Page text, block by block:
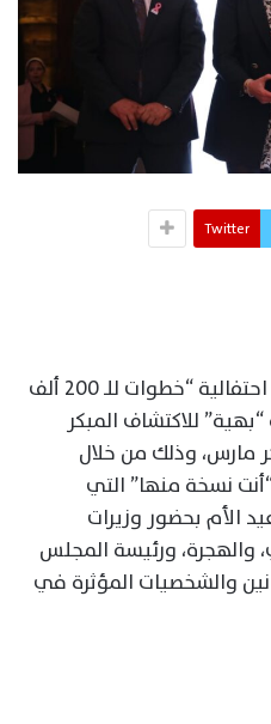
Twitter
شاركت “اورنچ مصر” في دعم احتفالية “خطوات للـ 200 ألف
للاكتشاف المبكر
مارس، وذلك من خلال
نسخة منها” التي
الأم بحضور وزيرات
والهجرة، ورئيسة المجلس
والشخصيات المؤثرة في